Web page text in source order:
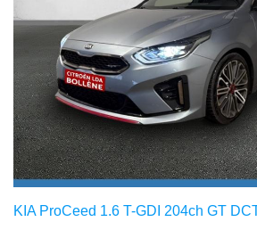
KIA ProCeed 1.6 T-GDI 204ch GT